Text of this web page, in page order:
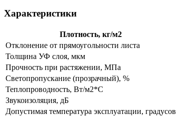
Характеристики
Плотность, кг/м2
Отклонение от прямоугольности листа
Толщина УФ слоя, мкм
Прочность при растяжении, МПа
Светопропускание (прозрачный), %
Теплопроводность, Вт/м2*С
Звукоизоляция, дБ
Допустимая температура эксплуатации, градусов